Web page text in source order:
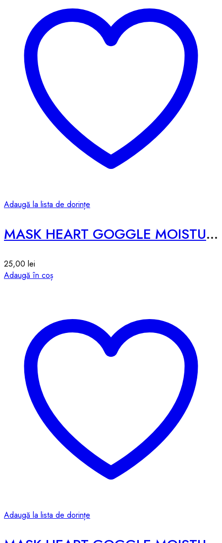
Adaugă la lista de dorințe
MASK HEART GOGGLE MOISTURE – 7g*1pcs
25,00 lei
Adaugă în coș
Adaugă la lista de dorințe